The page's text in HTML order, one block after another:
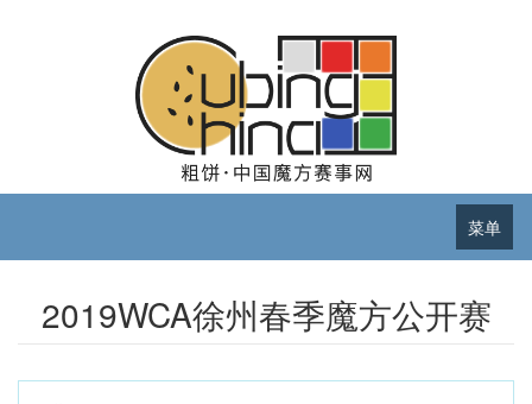
菜单
2019WCA徐州春季魔方公开赛